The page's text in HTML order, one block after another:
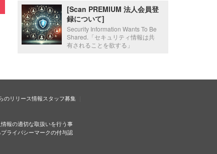
[Scan PREMIUM 法人会員登
録について]
Security Information Wants To Be
Shared.「セキュリティ情報は共
有されることを欲する」
のリリース情報スタッフ募集
報の適切な取扱いを行う事
ライバシーマークの付与認